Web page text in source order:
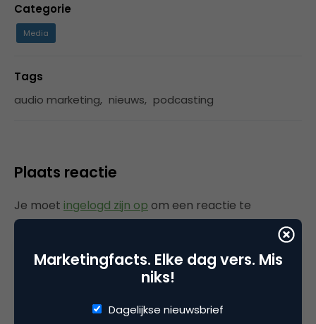
Categorie
Media
Tags
audio marketing, nieuws, podcasting
Plaats reactie
Je moet ingelogd zijn op om een reactie te
plaatsen.
Gerelateerde artikelen
Marketingfacts. Elke dag vers. Mis
niks!
Dagelijkse nieuwsbrief